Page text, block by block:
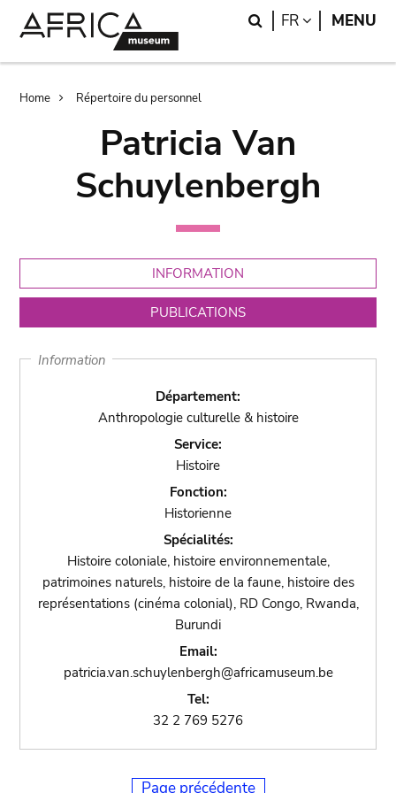
Search
FR LANGUAGE
MENU
Breadcrumb
Home Répertoire du personnel
Patricia Van
Schuylenbergh
INFORMATION
PUBLICATIONS
Information
Département:
Anthropologie culturelle & histoire
Service:
Histoire
Fonction:
Historienne
Spécialités:
Histoire coloniale, histoire environnementale,
patrimoines naturels, histoire de la faune, histoire des
représentations (cinéma colonial), RD Congo, Rwanda,
Burundi
Email:
patricia.van.schuylenbergh@africamuseum.be
Tel:
32 2 769 5276
Page précédente